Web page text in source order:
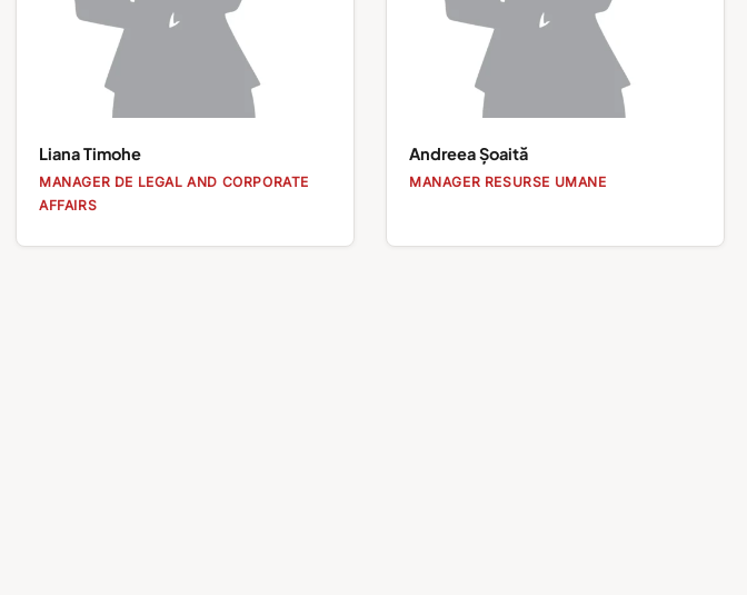
Liana Timohe
MANAGER DE LEGAL AND CORPORATE
AFFAIRS
Andreea Șoaită
MANAGER RESURSE UMANE